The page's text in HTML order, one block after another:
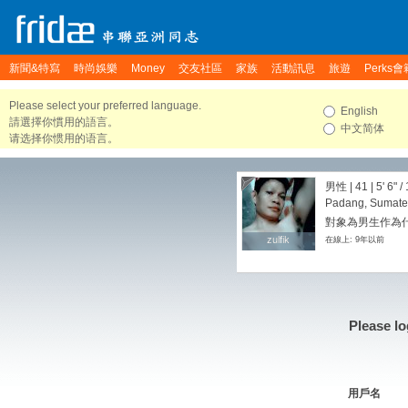
新聞&特寫 時尚娛樂 Money 交友社區 家族 活動訊息 旅遊 Perks會
Please select your preferred language.
請選擇你慣用的語言。
请选择你惯用的语言。
English
中文简体
zulfik
zulfik
男性 | 41 | 5' 6" /
Padang,
對象為男生作為
在線上: 9年以前
Please
用戶名